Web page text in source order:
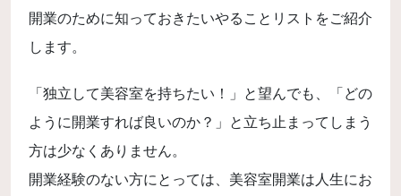
開業のために知っておきたいやることリストをご紹介
します。
「独立して美容室を持ちたい！」と望んでも、「どの
ように開業すれば良いのか？」と立ち止まってしまう
方は少なくありません。
開業経験のない方にとっては、美容室開業は人生にお